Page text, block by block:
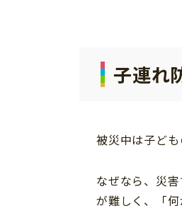
子連れ
被災中は子ど
なぜなら、災
が難しく、「